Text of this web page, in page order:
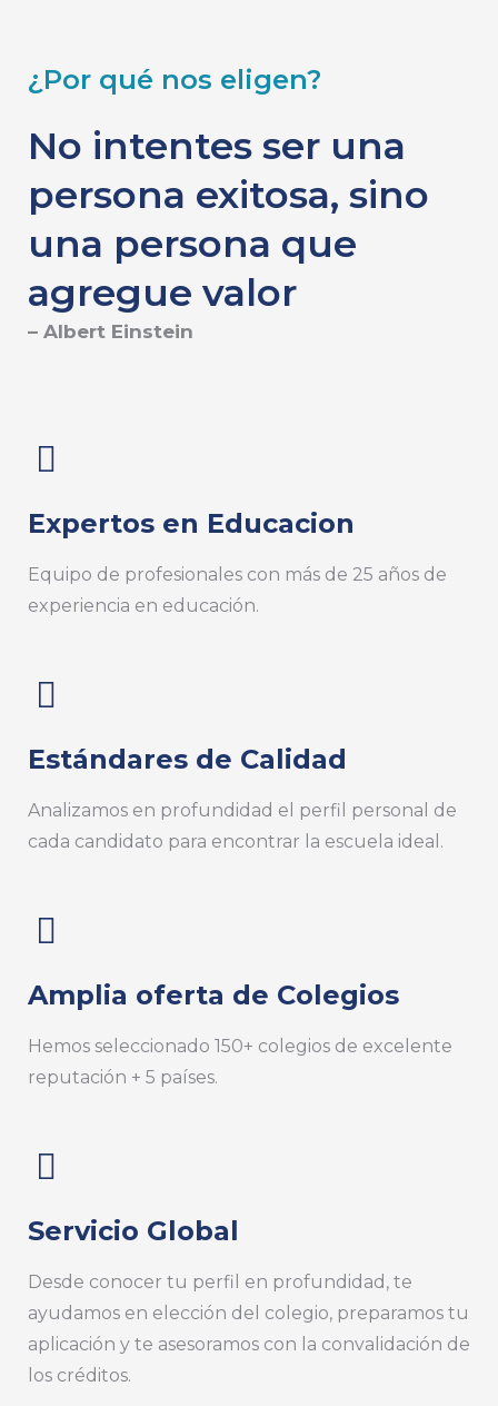
¿Por qué nos eligen?
No intentes ser una
persona exitosa, sino
una persona que
agregue valor
– Albert Einstein
Expertos en Educacion
Equipo de profesionales con más de 25 años de
experiencia en educación.
Estándares de Calidad
Analizamos en profundidad el perfil personal de
cada candidato para encontrar la escuela ideal.
Amplia oferta de Colegios
Hemos seleccionado 150+ colegios de excelente
reputación + 5 países.
Servicio Global
Desde conocer tu perfil en profundidad, te
ayudamos en elección del colegio, preparamos tu
aplicación y te asesoramos con la convalidación de
los créditos.